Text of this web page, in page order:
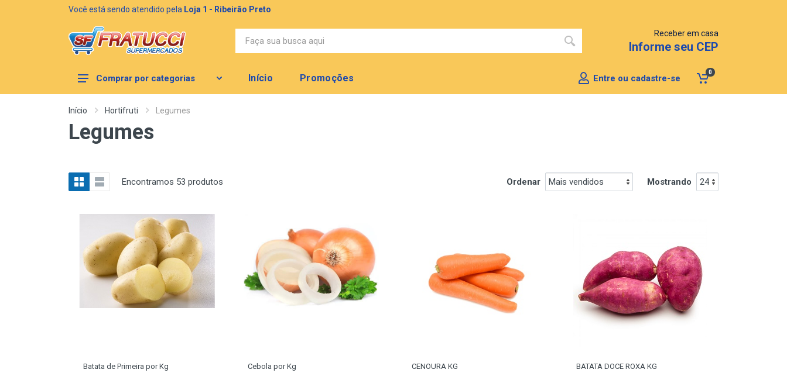
Você está sendo atendido pela Loja 1 - Ribeirão Preto
Receber em casa
Informe seu CEP
AÇOUGUE
CONGELADOS
BAZAR (NOVO)
PERFUMARIA E HIGIENE PESSOAL
PADARIA
BEBIDAS
LATICINIOS
Comprar por categorias Início Promoções Entre ou cadastre-se
0
Início Hortifruti Legumes
Legumes
Encontramos 53 produtos Ordenar Mostrando
Batata de Primeira por Kg Cebola por Kg CENOURA KG BATATA DOCE ROXA KG